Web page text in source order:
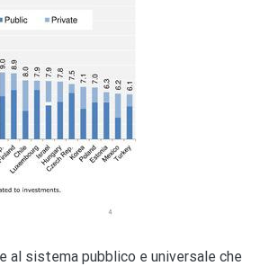
al sistema pubblico e universale che